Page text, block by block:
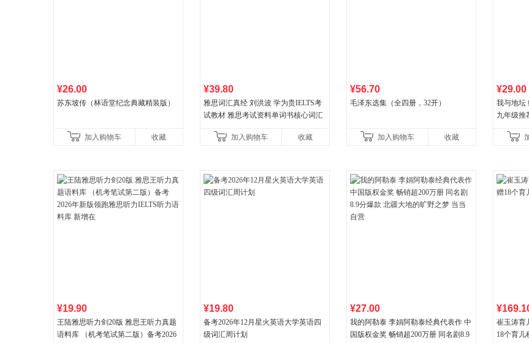
¥26.00
苏东坡传（林语堂纪念典藏精装版）
加入购物车 收藏
¥39.80
雅思词汇真经 刘洪波 学为贵IELTS考
试教材 雅思考试资料单词书核心词汇
加入购物车
收藏
¥56.70
毛泽东选集（全四册，32开）
加入购物车 收藏
¥29.00
我与地坛
九年级推
¥19.90
王陆雅思听力剑20版 雅思王听力真题
语料库 （机考笔试第二版）备考2026
¥19.80
备考2026年12月星火英语大学英语四
级词汇周计划
¥27.00
我的阿勒泰 李娟阿勒泰经典代表作 中
国版权金奖 畅销超200万册 同名剧8.9
崔玉涛育
18个育儿